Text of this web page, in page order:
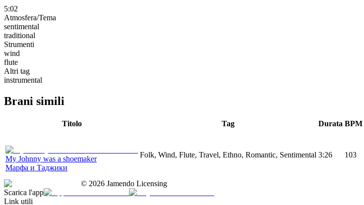
5:02
Atmosfera/Tema
sentimental
traditional
Strumenti
wind
flute
Altri tag
instrumental
Brani simili
Titolo Tag Durata BPM
My Johnny was a shoemaker
Марфа и Таджики
Folk, Wind, Flute, Travel, Ethno, Romantic, Sentimental 3:26 103
© 2026 Jamendo Licensing
Scarica l'app
Link utili